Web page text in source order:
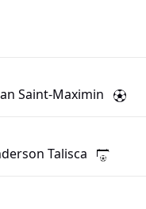
Saint-Maximin
Talisca